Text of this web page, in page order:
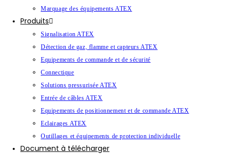
Marquage des équipements ATEX
Produits
Signalisation ATEX
Détection de gaz, flamme et capteurs ATEX
Equipements de commande et de sécurité
Connectique
Solutions pressurisée ATEX
Entrée de câbles ATEX
Equipements de positionnement et de commande ATEX
Eclairages ATEX
Outillages et équipements de protection individuelle
Document à télécharger